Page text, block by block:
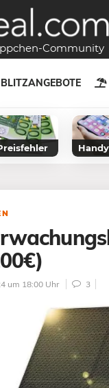
Community
BLITZANGEBOTE
um 18:00 Uhr 3